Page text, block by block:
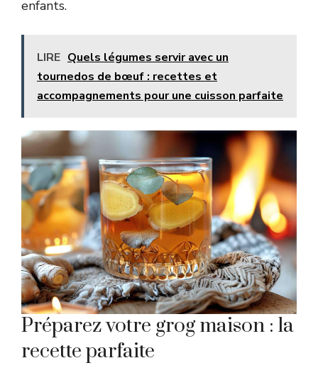
enfants.
LIRE Quels légumes servir avec un
tournedos de bœuf : recettes et
accompagnements pour une cuisson parfaite
Préparez votre grog maison : la
recette parfaite